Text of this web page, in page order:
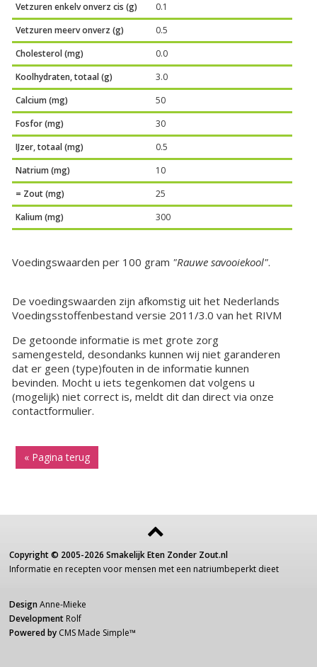
Vetzuren enkelv onverz cis (g)
0.1
Vetzuren meerv onverz (g)
0.5
Cholesterol (mg)
0.0
Koolhydraten, totaal (g)
3.0
Calcium (mg)
50
Fosfor (mg)
30
IJzer, totaal (mg)
0.5
Natrium (mg)
10
= Zout (mg)
25
Kalium (mg)
300
Voedingswaarden per 100 gram "Rauwe savooiekool".
De voedingswaarden zijn afkomstig uit het Nederlands
Voedingsstoffenbestand versie 2011/3.0 van het RIVM
De getoonde informatie is met grote zorg
samengesteld, desondanks kunnen wij niet garanderen
dat er geen (type)fouten in de informatie kunnen
bevinden. Mocht u iets tegenkomen dat volgens u
(mogelijk) niet correct is, meldt dit dan direct via onze
contactformulier.
« Pagina terug
Copyright © 2005-2026 Smakelijk Eten Zonder Zout.nl
Informatie en recepten voor mensen met een natriumbeperkt dieet
Design Anne-Mieke
Development Rolf
Powered by CMS Made Simple™